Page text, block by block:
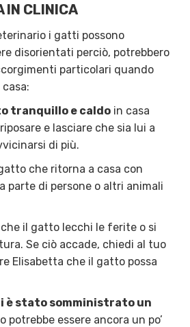
IN CLINICA
i gatti possono
disorientati perciò, potrebbero
particolari quando
tranquillo e caldo in casa
e lasciare che sia lui a
di più.
che ritorna a casa con
parte di persone o altri animali
che il gatto lecchi le ferite o si
Se ciò accade, chiedi al tuo
Elisabetta che il gatto possa
è stato somministrato un
potrebbe essere ancora un po’